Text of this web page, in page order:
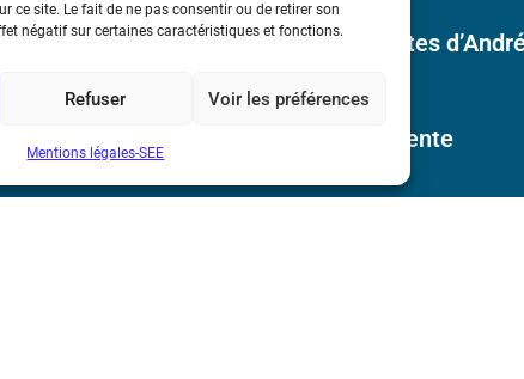
ce site. Le fait de ne pas consentir ou de retirer son
négatif sur certaines caractéristiques et fonctions.
Refuser Voir les préférences
Mentions légales-SEE
Bicentenaire des découvertes
Conditions Générales de Vente